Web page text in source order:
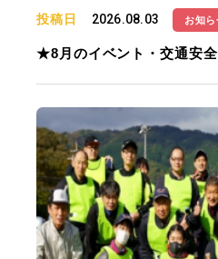
投稿日 2026.08.03 お知ら
★8月のイベント・交通安